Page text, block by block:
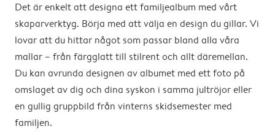
Det är enkelt att designa ett familjealbum med vårt
skaparverktyg. Börja med att välja en design du gillar. Vi
lovar att du hittar något som passar bland alla våra
mallar – från färgglatt till stilrent och allt däremellan.
Du kan avrunda designen av albumet med ett foto på
omslaget av dig och dina syskon i samma jultröjor eller
en gullig gruppbild från vinterns skidsemester med
familjen.